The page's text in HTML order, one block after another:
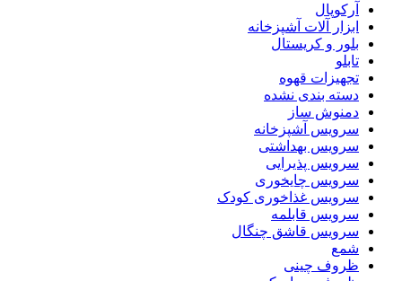
آرکوپال
ابزار آلات آشپزخانه
بلور و کریستال
تابلو
تجهیزات قهوه
دسته بندی نشده
دمنوش ساز
سرویس آشپزخانه
سرویس بهداشتی
سرویس پذیرایی
سرویس چایخوری
سرویس غذاخوری کودک
سرویس قابلمه
سرویس قاشق چنگال
شمع
ظروف چینی